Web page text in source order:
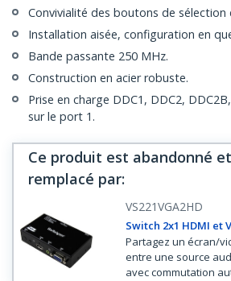
Convivialité des boutons de sélection
Installation aisée, configuration en
Bande passante 250 MHz.
Construction en acier robuste.
Prise en charge DDC1, DDC2,
sur le port 1.
Ce produit est abandonné
remplacé par:
VS221VGA2HD
Switch 2x1 HDMI et
Partagez un écran/
entre une source
avec commutation